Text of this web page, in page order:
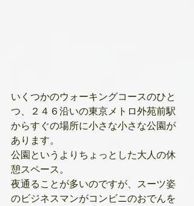
いくつかのウォーキングコースのひと
つ、２４６沿いの東京メトロ外苑前駅
からすぐの場所に小さな小さな公園が
あります。
公園というよりちょっとした大人の休
憩スペース。
夜通ることが多いのですが、スーツ姿
のビジネスマンがコンビニのおでんを